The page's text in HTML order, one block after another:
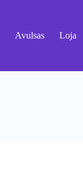
Avulsas Loja